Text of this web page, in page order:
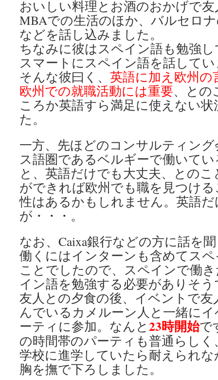
おいしい料理とお酒のおかげで
MBAでの生活のほか、バルセロ
などを話し込みました。
ちなみに彼はスペイン語も勉強
スマートにスペイン語を話して
そんな彼曰く、 英語に加え欧州
欧州での就職活動には重要、との
ころか英語すら満足に使えない
た。
一方、先ほどのコンサルティン
ス語圏であるベルギーで働いて
と、英語だけでも大丈夫、との
ができれば欧州でも職を見つけ
性はあるかもしれません。英語
が・・・。
なお、Caixa銀行などの方に話を
働くにはインターンも含めてス
ことでしたので、スペインで働
イン語を勉強する必要がありそ
友人との夕食の後、イベントで
んでいるカメルーン人と一緒に
ーティに参加。なんと23時開始で
の時間帯のパーティも普通らし
学校に進学していたら耐えられ
胸を撫で下ろしました。